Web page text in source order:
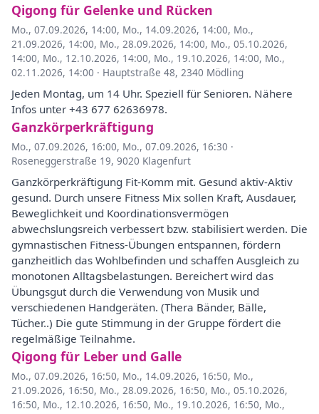
Qigong für Gelenke und Rücken
Mo., 07.09.2026, 14:00, Mo., 14.09.2026, 14:00, Mo.,
21.09.2026, 14:00, Mo., 28.09.2026, 14:00, Mo., 05.10.2026,
14:00, Mo., 12.10.2026, 14:00, Mo., 19.10.2026, 14:00, Mo.,
02.11.2026, 14:00 · Hauptstraße 48, 2340 Mödling
Jeden Montag, um 14 Uhr. Speziell für Senioren. Nähere
Infos unter +43 677 62636978.
Ganzkörperkräftigung
Mo., 07.09.2026, 16:00, Mo., 07.09.2026, 16:30 ·
Roseneggerstraße 19, 9020 Klagenfurt
Ganzkörperkräftigung Fit-Komm mit. Gesund aktiv-Aktiv
gesund. Durch unsere Fitness Mix sollen Kraft, Ausdauer,
Beweglichkeit und Koordinationsvermögen
abwechslungsreich verbessert bzw. stabilisiert werden. Die
gymnastischen Fitness-Übungen entspannen, fördern
ganzheitlich das Wohlbefinden und schaffen Ausgleich zu
monotonen Alltagsbelastungen. Bereichert wird das
Übungsgut durch die Verwendung von Musik und
verschiedenen Handgeräten. (Thera Bänder, Bälle,
Tücher..) Die gute Stimmung in der Gruppe fördert die
regelmäßige Teilnahme.
Qigong für Leber und Galle
Mo., 07.09.2026, 16:50, Mo., 14.09.2026, 16:50, Mo.,
21.09.2026, 16:50, Mo., 28.09.2026, 16:50, Mo., 05.10.2026,
16:50, Mo., 12.10.2026, 16:50, Mo., 19.10.2026, 16:50, Mo.,